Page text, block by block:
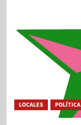
LOCALES POLÍTICA